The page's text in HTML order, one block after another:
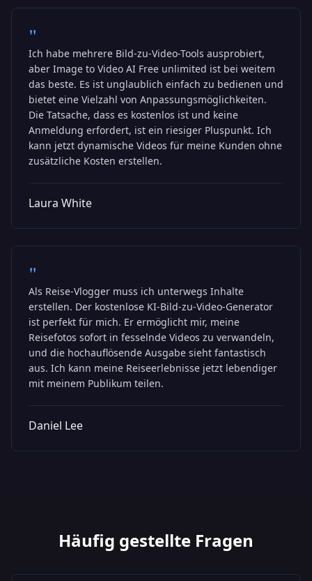
"
Ich habe mehrere Bild-zu-Video-Tools ausprobiert,
aber Image to Video AI Free unlimited ist bei weitem
das beste. Es ist unglaublich einfach zu bedienen und
bietet eine Vielzahl von Anpassungsmöglichkeiten.
Die Tatsache, dass es kostenlos ist und keine
Anmeldung erfordert, ist ein riesiger Pluspunkt. Ich
kann jetzt dynamische Videos für meine Kunden ohne
zusätzliche Kosten erstellen.
Laura White
"
Als Reise-Vlogger muss ich unterwegs Inhalte
erstellen. Der kostenlose KI-Bild-zu-Video-Generator
ist perfekt für mich. Er ermöglicht mir, meine
Reisefotos sofort in fesselnde Videos zu verwandeln,
und die hochauflösende Ausgabe sieht fantastisch
aus. Ich kann meine Reiseerlebnisse jetzt lebendiger
mit meinem Publikum teilen.
Daniel Lee
Häufig gestellte Fragen